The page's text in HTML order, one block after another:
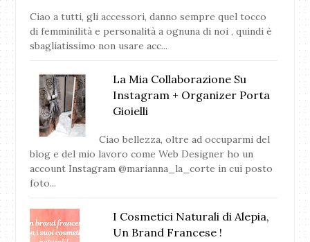
Ciao a tutti, gli accessori, danno sempre quel tocco
di femminilità e personalità a ognuna di noi , quindi è
sbagliatissimo non usare acc...
La Mia Collaborazione Su
Instagram + Organizer Porta
Gioielli
Ciao bellezza, oltre ad occuparmi del
blog e del mio lavoro come Web Designer ho un
account Instagram @marianna_la_corte in cui posto
foto...
I Cosmetici Naturali di Alepia,
Un Brand Francese !